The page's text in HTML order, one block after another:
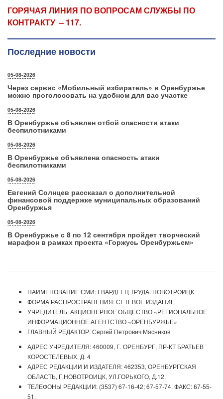
ГОРЯЧАЯ ЛИНИЯ ПО ВОПРОСАМ СЛУЖБЫ ПО
КОНТРАКТУ – 117.
Последние новости
05-08-2026
Через сервис «Мобильный избиратель» в Оренбуржье
можно проголосовать на удобном для вас участке
05-08-2026
В Оренбуржье объявлен отбой опасности атаки
беспилотниками
05-08-2026
В Оренбуржье объявлена опасность атаки
беспилотниками
05-08-2026
Евгений Солнцев рассказал о дополнительной
финансовой поддержке муниципальных образований
Оренбуржья
05-08-2026
В Оренбуржье с 8 по 12 сентября пройдет творческий
марафон в рамках проекта «Горжусь Оренбуржьем»
НАИМЕНОВАНИЕ СМИ: ГВАРДЕЕЦ ТРУДА. НОВОТРОИЦК
ФОРМА РАСПРОСТРАНЕНИЯ: СЕТЕВОЕ ИЗДАНИЕ
УЧРЕДИТЕЛЬ: АКЦИОНЕРНОЕ ОБЩЕСТВО «РЕГИОНАЛЬНОЕ
ИНФОРМАЦИОННОЕ АГЕНТСТВО «ОРЕНБУРЖЬЕ»
ГЛАВНЫЙ РЕДАКТОР: Сергей Петрович Мясников
АДРЕС УЧРЕДИТЕЛЯ: 460009, Г. ОРЕНБУРГ, ПР-КТ БРАТЬЕВ
КОРОСТЕЛЕВЫХ, Д. 4
АДРЕС РЕДАКЦИИ И ИЗДАТЕЛЯ: 462353, ОРЕНБУРГСКАЯ
ОБЛАСТЬ, Г.НОВОТРОИЦК, УЛ.ГОРЬКОГО, Д.12.
ТЕЛЕФОНЫ РЕДАКЦИИ: (3537) 67-16-42; 67-57-74. ФАКС: 67-55-
51.